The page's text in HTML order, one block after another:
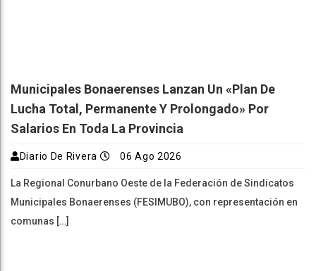
Municipales Bonaerenses Lanzan Un «plan De
Lucha Total, Permanente Y Prolongado» Por
Salarios En Toda La Provincia
Diario De Rivera 06 Ago 2026
La Regional Conurbano Oeste de la Federación de Sindicatos
Municipales Bonaerenses (FESIMUBO), con representación en
comunas […]